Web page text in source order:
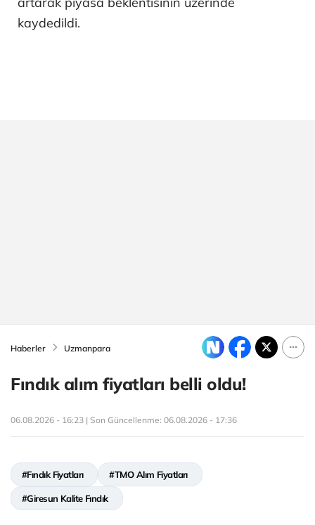
kaydedildi.
Haberler Uzmanpara
Fındık alım fiyatları belli oldu!
06.08.2026 - 16:23 | Son Güncellenme: 06.08.2026 - 17:36
#Fındık Fiyatları #TMO Alım Fiyatları
#Giresun Kalite Fındık